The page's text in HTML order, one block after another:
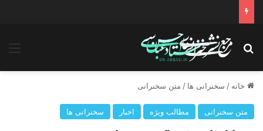
جستجو برای
خانه / سخنرانی ها / متن سخنرانی
متن سخنرانی مطالب ویژه اخبار سخنرانی ها